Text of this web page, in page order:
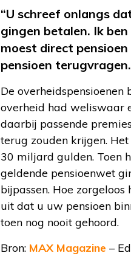
“U schreef onlangs
gingen betalen. Ik
moest direct
pensioen
De
overheid had weliswaar
daarbij passende
terug zouden krijgen.
30 miljard gulden. Toen
geldende pensioenwet
bijpassen. Hoe
uit dat u uw pensioen
toen nog nooit gehoord.
Bron: MAX Magazine –